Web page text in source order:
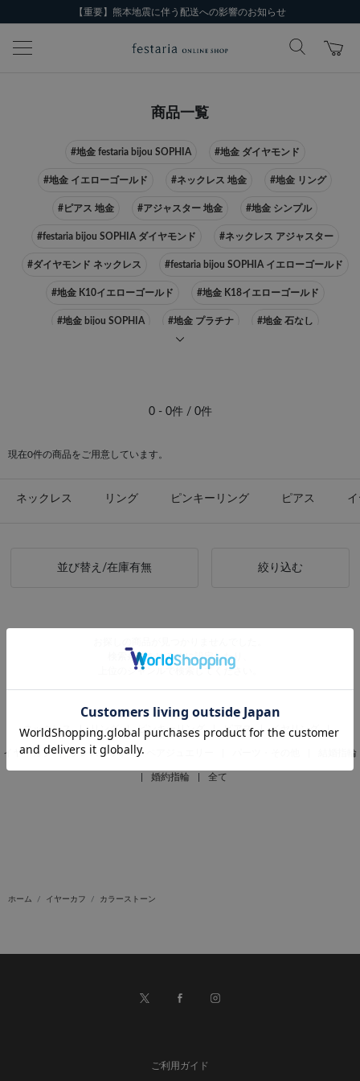
【重要】熊本地震に伴う配送への影響のお知らせ
商品一覧
#地金 festaria bijou SOPHIA #地金 ダイヤモンド
#地金 イエローゴールド #ネックレス 地金 #地金 リング
#ピアス 地金 #アジャスター 地金 #地金 シンプル
#festaria bijou SOPHIA ダイヤモンド #ネックレス アジャスター
#ダイヤモンド ネックレス #festaria bijou SOPHIA イエローゴールド
#地金 K10イエローゴールド #地金 K18イエローゴールド
#地金 bijou SOPHIA #地金 プラチナ #地金 石なし
0 - 0件 / 0件
現在0件の商品をご用意しています。
ネックレス リング ピンキーリング ピアス
並び替え/在庫有無 絞り込む
検索条件をゆるめに設定したり、
上位のジャンルで検索してください。
ネックレス | リング | ピンキーリング | ピアス | イヤリング |
イヤーカフ | ブレスレット | 結婚指輪
婚約指輪 全て
ホーム イヤーカフ カラーストーン
ご利用ガイド